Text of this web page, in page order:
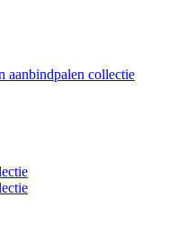
aanbindpalen collectie